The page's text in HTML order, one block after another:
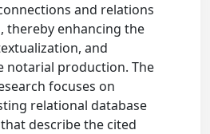
and relations
thereby enhancing the
and
notarial production. The
focuses on
relational database
describe the cited